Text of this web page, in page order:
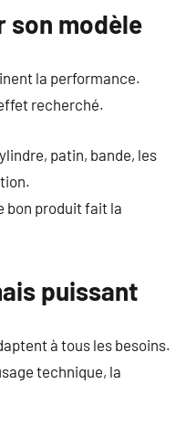
son modèle
la performance.
recherché.
patin, bande, les
bon produit fait la
puissant
à tous les besoins.
technique, la